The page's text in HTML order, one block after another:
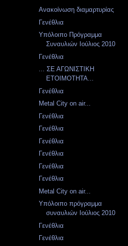
Ανακοίνωση διαμαρτυρίας
Γενέθλια
Υπόλοιπο Πρόγραμμα
Συναυλιών Ιούλιος 2010
Γενέθλια
... ΣΕ ΑΓΩΝΙΣΤΙΚΗ
ΕΤΟΙΜΟΤΗΤΑ...
Γενέθλια
Metal City on air...
Γενέθλια
Γενέθλια
Γενέθλια
Γενέθλια
Γενέθλια
Γενέθλια
Metal City on air...
Υπόλοιπο πρόγραμμα
συναυλιών Ιούλιος 2010
Γενέθλια
Γενέθλια